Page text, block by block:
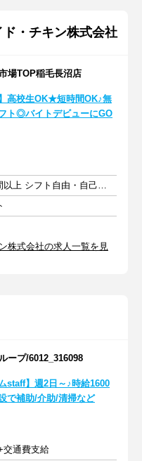
・チキン株式会社
場TOP稲毛長沼店
高校生OK★短時間OK♪無
ト◎バイトデビューにGO
週1日以上 1日2時間以上 シフト自由・自己申告
株式会社の求人一覧を見
ープ/6012_316098
staff】週2日～♪時給1600
で補助/介助/清掃など
交通費支給